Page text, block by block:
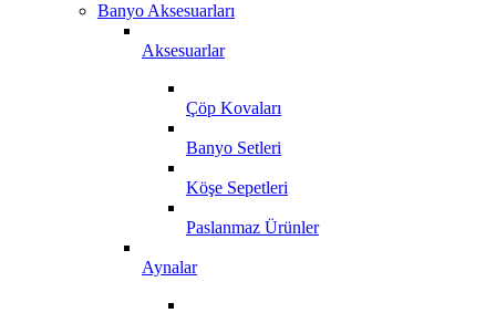
Banyo Aksesuarları
Aksesuarlar
Çöp Kovaları
Banyo Setleri
Köşe Sepetleri
Paslanmaz Ürünler
Aynalar